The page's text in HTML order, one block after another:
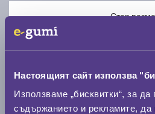
Настоящият сайт използва
Използваме „бисквитки“, за
съдържанието и рекламите, да
Стар
Нов размер